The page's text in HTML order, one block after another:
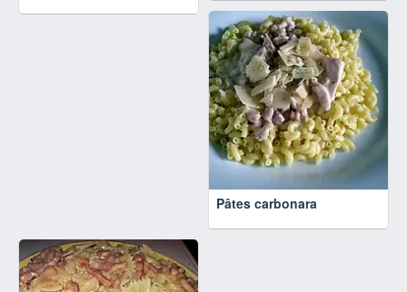
Pâtes carbonara